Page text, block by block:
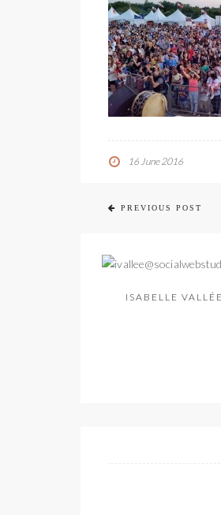
16 June 2016
PREVIOUS POST
ISABELLE VALLÉE